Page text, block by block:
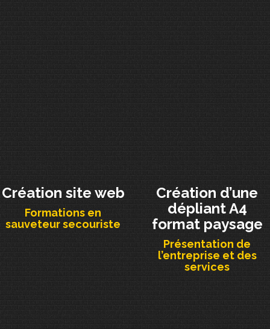
Création site web
Formations en
sauveteur secouriste
Création d’une
dépliant A4
format paysage
Présentation de
l’entreprise et des
services